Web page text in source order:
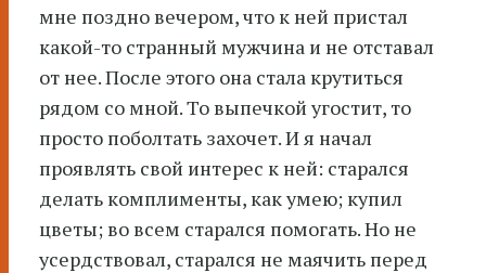
мне поздно вечером, что к ней пристал
какой-то странный мужчина и не отставал
от нее. После этого она стала крутиться
рядом со мной. То выпечкой угостит, то
просто поболтать захочет. И я начал
проявлять свой интерес к ней: старался
делать комплименты, как умею; купил
цветы; во всем старался помогать. Но не
усердствовал, старался не маячить перед